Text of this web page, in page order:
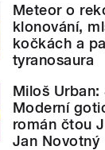
Meteor o
klonování,
kočkách a
tyranosaura
Miloš
Moderní
román čtou
Jan Novotný